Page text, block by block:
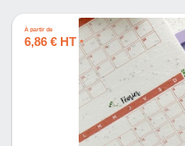
À partir de
6,86 € HT*